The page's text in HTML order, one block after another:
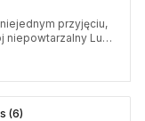
niepowtarzalny Lubię
(6)